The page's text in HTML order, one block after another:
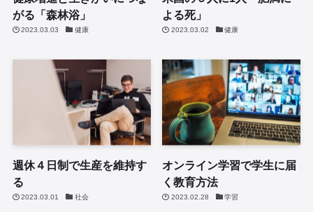
がる「森林浴」
2023.03.03 健康
よる死」
2023.03.02 健康
週休４日制で生産を維持す
る
2023.03.01 社会
オンライン学習で学生に届
く教育方法
2023.02.28 学習